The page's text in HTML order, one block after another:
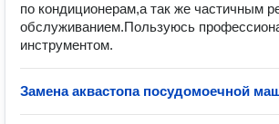
по кондиционерам,а так же частичным
обслуживанием.Пользуюсь
инструментом.
Замена аквастопа посудомоечной